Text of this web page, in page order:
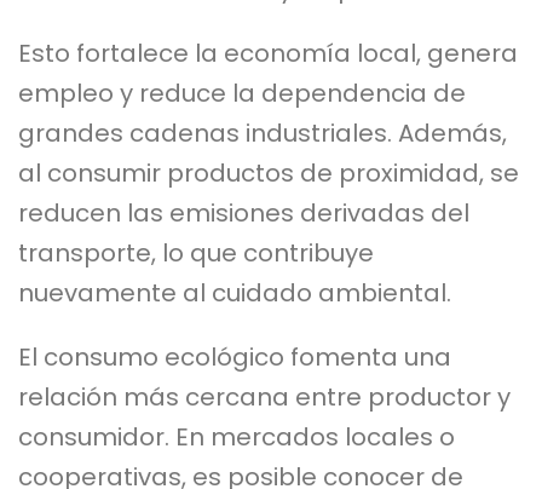
Esto fortalece la economía local, genera
empleo y reduce la dependencia de
grandes cadenas industriales. Además,
al consumir productos de proximidad, se
reducen las emisiones derivadas del
transporte, lo que contribuye
nuevamente al cuidado ambiental.
El consumo ecológico fomenta una
relación más cercana entre productor y
consumidor. En mercados locales o
cooperativas, es posible conocer de